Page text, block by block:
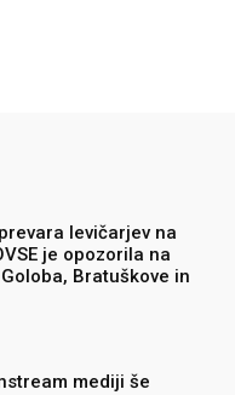
levičarjev na
je opozorila na
Bratuškove in
mediji še